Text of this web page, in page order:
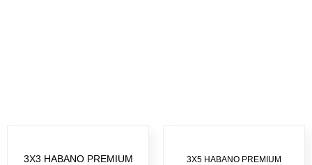
3X3 HABANO PREMIUM 3X5 HABANO PREMIUM